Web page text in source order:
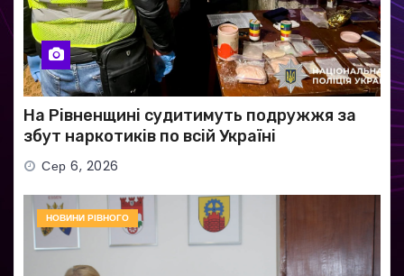
На Рівненщині судитимуть подружжя за
збут наркотиків по всій Україні
Сер 6, 2026
НОВИНИ РІВНОГО